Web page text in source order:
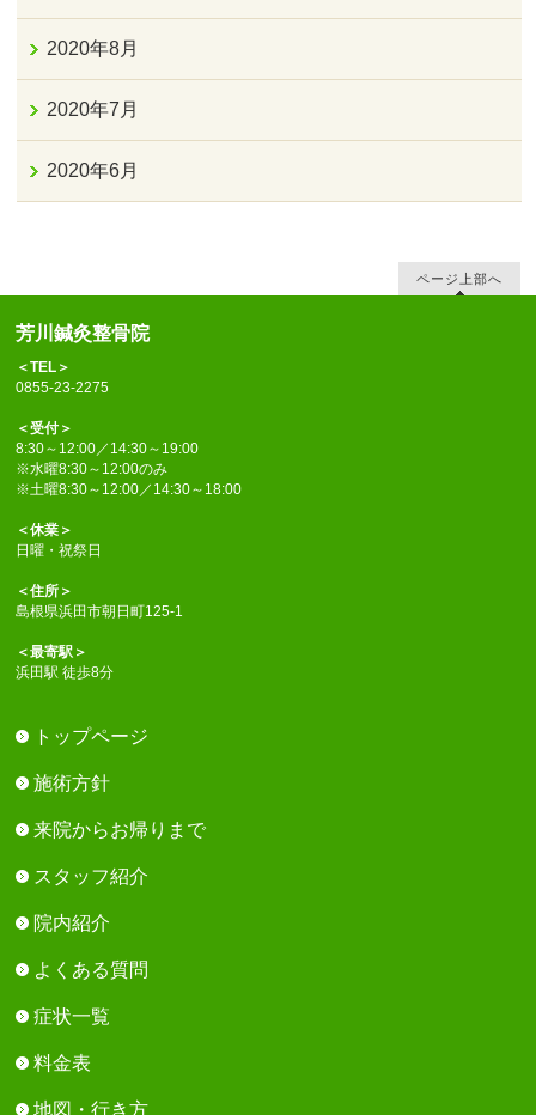
2020年8月
2020年7月
2020年6月
ページ上部へ
芳川鍼灸整骨院
＜TEL＞
0855-23-2275
＜受付＞
8:30～12:00／14:30～19:00
※水曜8:30～12:00のみ
※土曜8:30～12:00／14:30～18:00
＜休業＞
日曜・祝祭日
＜住所＞
島根県浜田市朝日町125-1
＜最寄駅＞
浜田駅 徒歩8分
トップページ
施術方針
来院からお帰りまで
スタッフ紹介
院内紹介
よくある質問
症状一覧
料金表
地図・行き方